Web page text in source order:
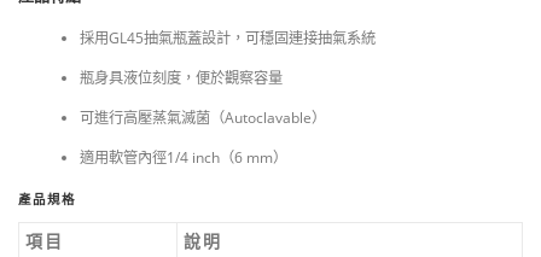
採用GL45抽氣瓶蓋設計，可穩固連接抽氣系統
瓶身具液位刻度，便於觀察容量
可進行高壓蒸氣滅菌（Autoclavable）
適用軟管內徑1/4 inch（6 mm）
產品規格
項目 說明